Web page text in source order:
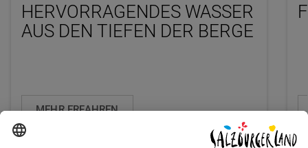
HERVORRAGENDES WASSER
AUS DEN TIEFEN DER BERGE
MEHR ERFAHREN